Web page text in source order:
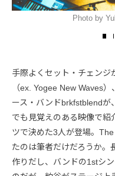
Photo by
手際よくセット・チェンジ
（ex. Yogee New Waves
ース・バンドbrkfstblendが
でも見覚えのある映像で紹
ツで決めた3人が登場。
たのは筆者だけだろうか。
作りだし、バンドの1stシ